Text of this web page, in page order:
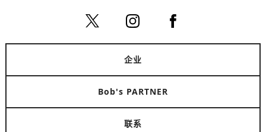
企业
Bob's PARTNER
联系